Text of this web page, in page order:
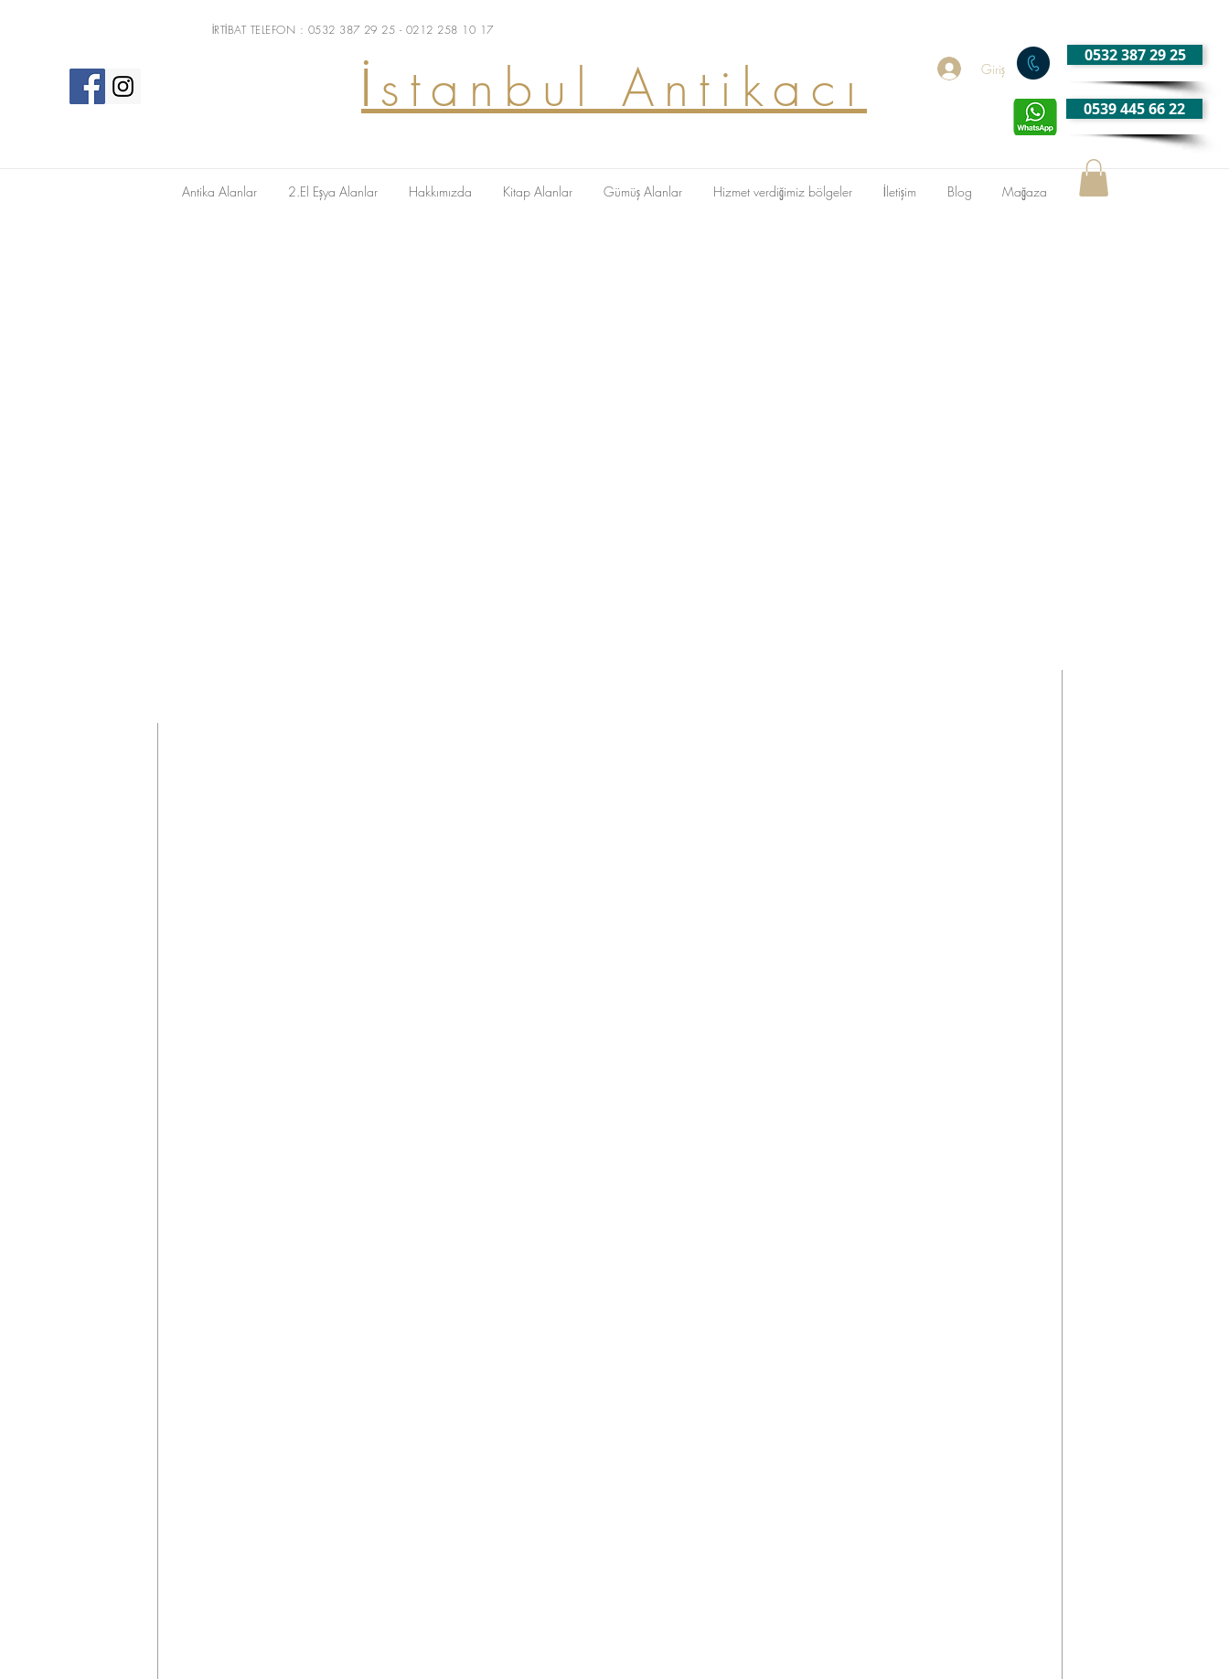
İRTİBAT TELEFON : 0532 387 29 25 - 0212 258 10 17
İstanbul Antikacı Giriş
0532 387 29 25
0539 445 66 22
Antika Alanlar 2.El Eşya Alanlar Hakkımızda Kitap Alanlar Gümüş Alanlar Hizmet verdiğimiz bölgeler İletişim Blog Mağaza